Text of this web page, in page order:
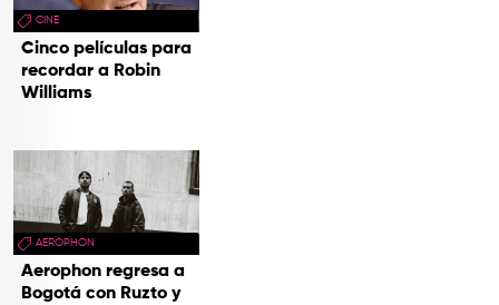
CINE
Cinco películas para
recordar a Robin
Williams
AEROPHON
Aerophon regresa a
Bogotá con Ruzto y